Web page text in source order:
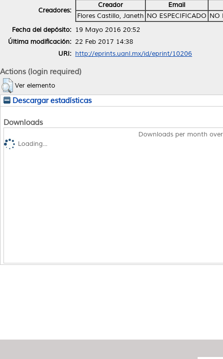
Creadores:
Creador
Email
Flores Castillo, Janeth NO ESPECIFICADO NO
Fecha del depósito: 19 Mayo 2016 20:52
Última modificación: 22 Feb 2017 14:38
URI: http://eprints.uanl.mx/id/eprint/10206
Actions (login required)
Ver elemento
Descargar estadísticas
Downloads
Downloads per month
Loading...